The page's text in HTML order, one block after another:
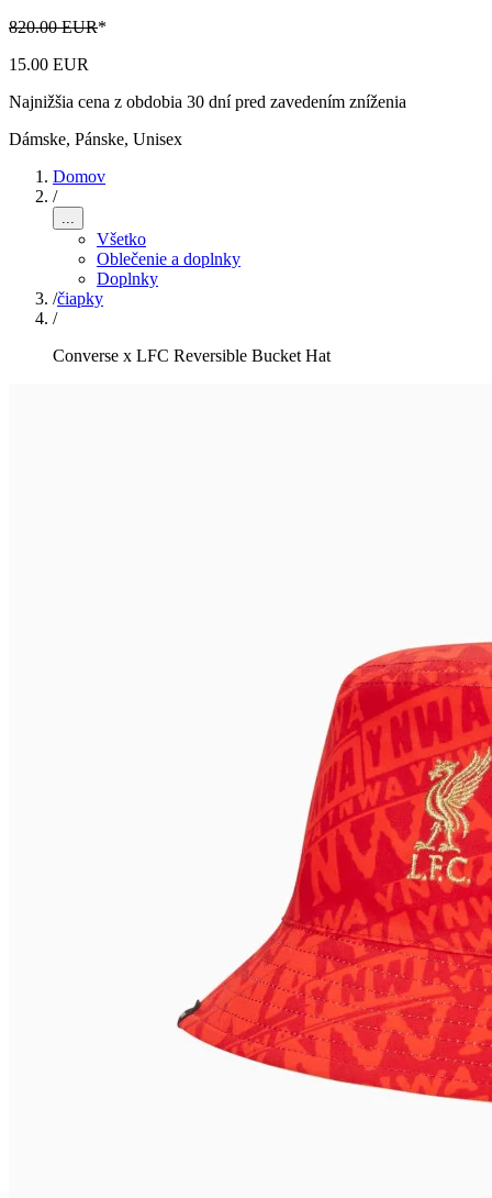
820.00 EUR*
15.00 EUR
Najnižšia cena z obdobia 30 dní pred zavedením zníženia
Dámske, Pánske, Unisex
Domov
/
...
Všetko
Oblečenie a doplnky
Doplnky
/čiapky
/
Converse x LFC Reversible Bucket Hat